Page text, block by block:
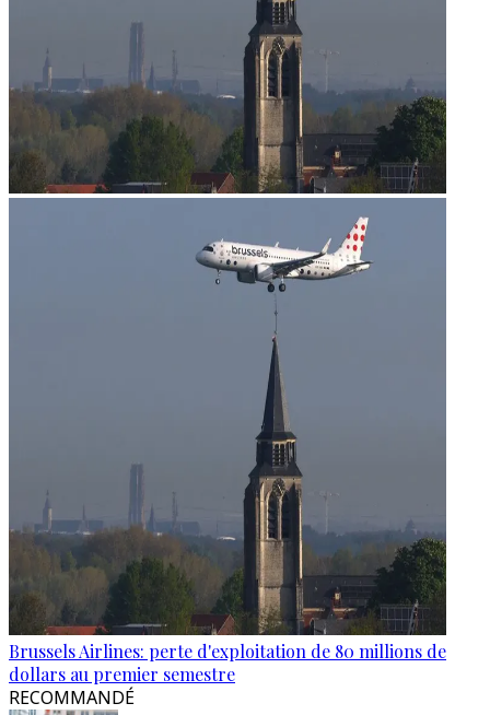
Brussels Airlines: perte d'exploitation de 80 millions de
dollars au premier semestre
RECOMMANDÉ